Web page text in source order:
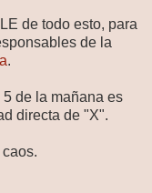
de todo esto, para
de la
.
de la mañana es
directa de "X".